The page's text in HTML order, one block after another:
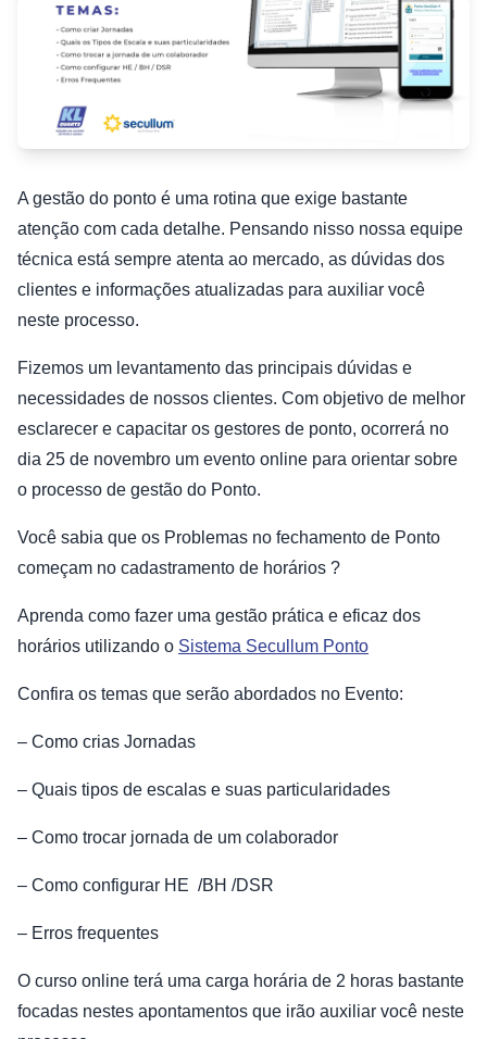
A gestão do ponto é uma rotina que exige bastante
atenção com cada detalhe. Pensando nisso nossa equipe
técnica está sempre atenta ao mercado, as dúvidas dos
clientes e informações atualizadas para auxiliar você
neste processo.
Fizemos um levantamento das principais dúvidas e
necessidades de nossos clientes. Com objetivo de melhor
esclarecer e capacitar os gestores de ponto, ocorrerá no
dia 25 de novembro um evento online para orientar sobre
o processo de gestão do Ponto.
Você sabia que os Problemas no fechamento de Ponto
começam no cadastramento de horários ?
Aprenda como fazer uma gestão prática e eficaz dos
horários utilizando o Sistema Secullum Ponto
Confira os temas que serão abordados no Evento:
– Como crias Jornadas
– Quais tipos de escalas e suas particularidades
– Como trocar jornada de um colaborador
– Como configurar HE /BH /DSR
– Erros frequentes
O curso online terá uma carga horária de 2 horas bastante
focadas nestes apontamentos que irão auxiliar você neste